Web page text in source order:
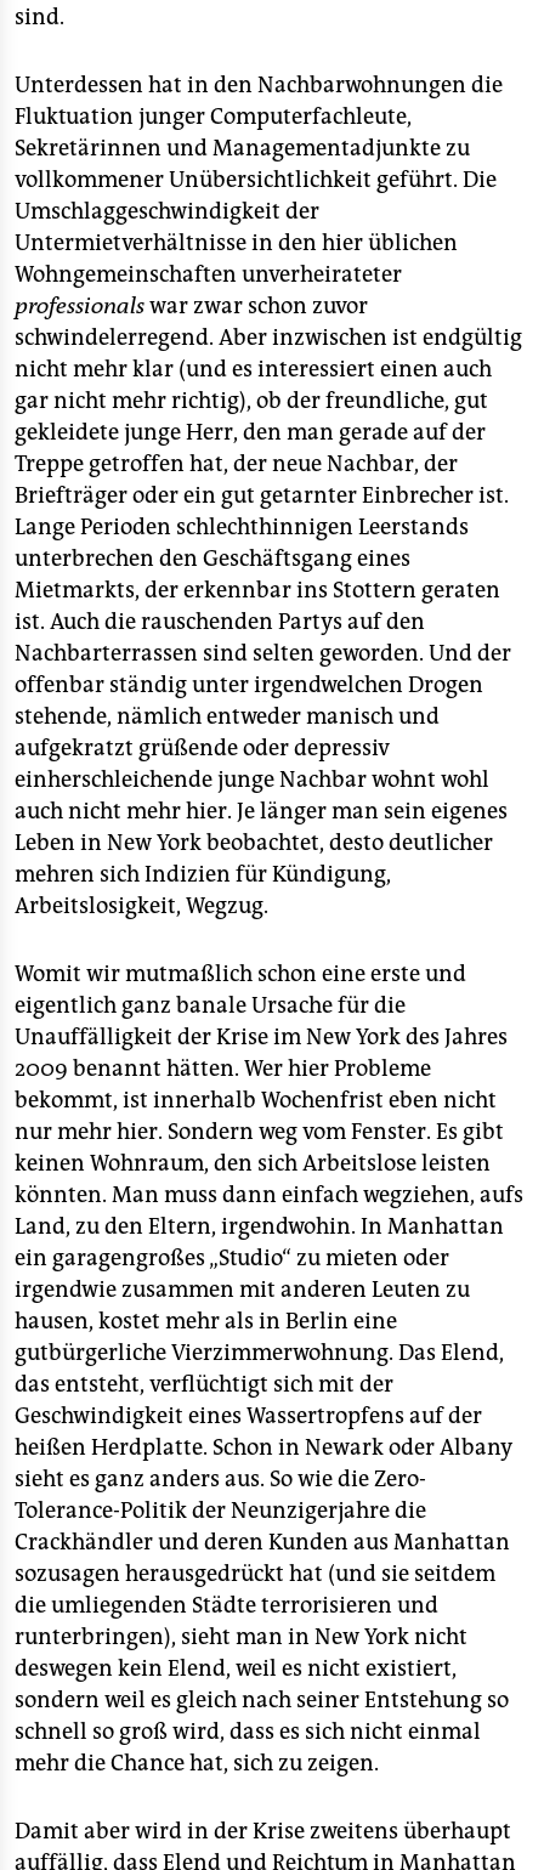
sind.
Unterdessen hat in den Nachbarwohnungen die
Fluktuation junger Computerfachleute,
Sekretärinnen und Managementadjunkte zu
vollkommener Unübersichtlichkeit geführt. Die
Umschlaggeschwindigkeit der
Untermietverhältnisse in den hier üblichen
Wohngemeinschaften unverheirateter
professionalswar zwar schon zuvor
schwindelerregend. Aber inzwischen ist endgültig
nicht mehr klar (und es interessiert einen auch
gar nicht mehr richtig), ob der freundliche, gut
gekleidete junge Herr, den man gerade auf der
Treppe getroffen hat, der neue Nachbar, der
Briefträger oder ein gut getarnter Einbrecher ist.
Lange Perioden schlechthinnigen Leerstands
unterbrechen den Geschäftsgang eines
Mietmarkts, der erkennbar ins Stottern geraten
ist. Auch die rauschenden Partys auf den
Nachbarterrassen sind selten geworden. Und der
offenbar ständig unter irgendwelchen Drogen
stehende, nämlich entweder manisch und
aufgekratzt grüßende oder depressiv
einherschleichende junge Nachbar wohnt wohl
auch nicht mehr hier. Je länger man sein eigenes
Leben in New York beobachtet, desto deutlicher
mehren sich Indizien für Kündigung,
Arbeitslosigkeit, Wegzug.
Womit wir mutmaßlich schon eine erste und
eigentlich ganz banale Ursache für die
Unauffälligkeit der Krise im New York des Jahres
2009 benannt hätten. Wer hier Probleme
bekommt, ist innerhalb Wochenfrist eben nicht
nur mehr hier. Sondern weg vom Fenster. Es gibt
keinen Wohnraum, den sich Arbeitslose leisten
könnten. Man muss dann einfach wegziehen, aufs
Land, zu den Eltern, irgendwohin. In Manhattan
ein garagengroßes „Studio“ zu mieten oder
irgendwie zusammen mit anderen Leuten zu
hausen, kostet mehr als in Berlin eine
gutbürgerliche Vierzimmerwohnung. Das Elend,
das entsteht, verflüchtigt sich mit der
Geschwindigkeit eines Wassertropfens auf der
heißen Herdplatte. Schon in Newark oder Albany
sieht es ganz anders aus. So wie die Zero-
Tolerance-Politik der Neunzigerjahre die
Crackhändler und deren Kunden aus Manhattan
sozusagen herausgedrückt hat (und sie seitdem
die umliegenden Städte terrorisieren und
runterbringen), sieht man in New York nicht
deswegen kein Elend, weil es nicht existiert,
sondern weil es gleich nach seiner Entstehung so
schnell so groß wird, dass es sich nicht einmal
mehr die Chance hat, sich zu zeigen.
Damit aber wird in der Krise zweitens überhaupt
auffällig, dass Elend und Reichtum in Manhattan